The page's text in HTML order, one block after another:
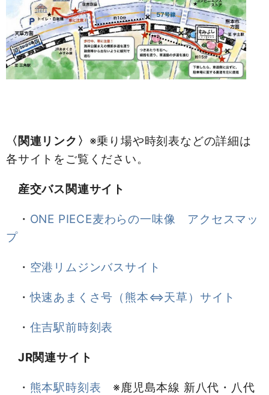
〈関連リンク〉 ※乗り場や時刻表などの詳細は
各サイトをご覧ください。
産交バス関連サイト
・ ONE PIECE麦わらの一味像 アクセスマッ
プ
・ 空港リムジンバスサイト
・快速あまくさ号（熊本⇔天草）サイト
・ 住吉駅前時刻表
JR関連サイト
・ 熊本駅時刻表 ※鹿児島本線 新八代・八代